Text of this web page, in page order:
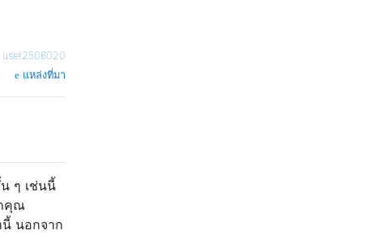
user2506020
แหล่งที่มา
ๆ เช่นนี้
คุณ
นี้ นอกจาก